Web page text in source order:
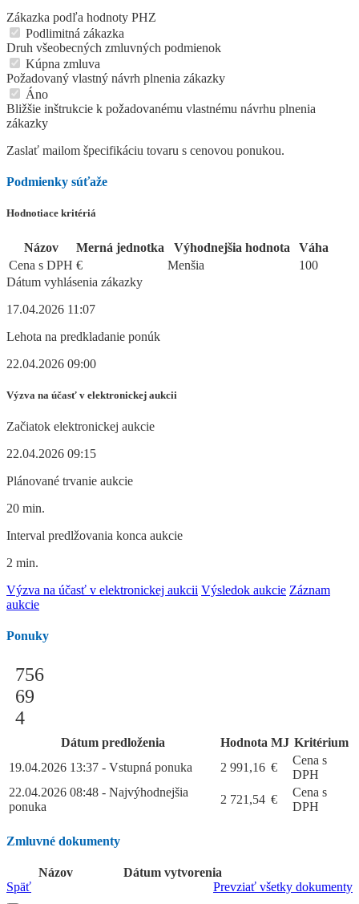
Zákazka podľa hodnoty PHZ
Podlimitná zákazka
Druh všeobecných zmluvných podmienok
Kúpna zmluva
Požadovaný vlastný návrh plnenia zákazky
Áno
Bližšie inštrukcie k požadovanému vlastnému návrhu plnenia
zákazky
Zaslať mailom špecifikáciu tovaru s cenovou ponukou.
Podmienky súťaže
Hodnotiace kritériá
Názov Merná jednotka Výhodnejšia hodnota
Váha
Cena s DPH € Menšia
100
Dátum vyhlásenia zákazky
17.04.2026 11:07
Lehota na predkladanie ponúk
22.04.2026 09:00
Výzva na účasť v elektronickej aukcii
Začiatok elektronickej aukcie
22.04.2026 09:15
Plánované trvanie aukcie
20 min.
Interval predlžovania konca aukcie
2 min.
Výzva na účasť v elektronickej aukcii Výsledok aukcie Záznam
aukcie
Ponuky
756
69
4
Dátum predloženia Hodnota MJ Kritérium
19.04.2026 13:37 - Vstupná ponuka
2 991,16 €
Cena s
DPH
22.04.2026 08:48 - Najvýhodnejšia
ponuka
2 721,54 €
Cena s
DPH
Zmluvné dokumenty
Názov
Dátum vytvorenia
Prevziať všetky dokumenty
Späť